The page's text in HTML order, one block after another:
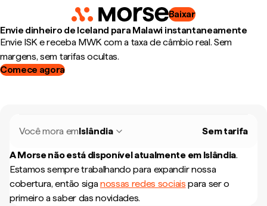
Baixar
Envie dinheiro de Iceland para Malawi instantaneamente
Envie ISK e receba MWK com a taxa de câmbio real. Sem
margens, sem tarifas ocultas.
Comece agora
Você mora emIslândia Sem tarifa
A Morse não está disponível atualmente em Islândia.
Estamos sempre trabalhando para expandir nossa
cobertura, então siganossas redes sociais para ser o
primeiro a saber das novidades.